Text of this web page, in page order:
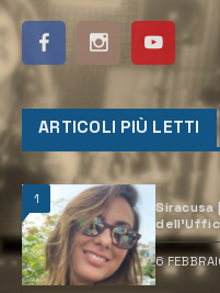
ARTICOLI PIÙ LETTI
1
Siracusa
6